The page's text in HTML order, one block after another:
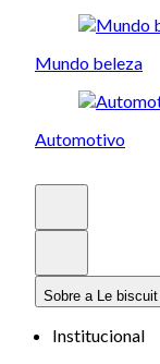
Mundo beleza
Automotivo
Sobre a Le biscuit
Institucional